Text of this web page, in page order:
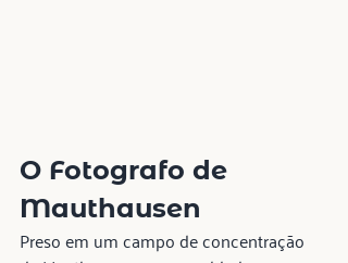
O Fotografo de
Mauthausen
Preso em um campo de concentração